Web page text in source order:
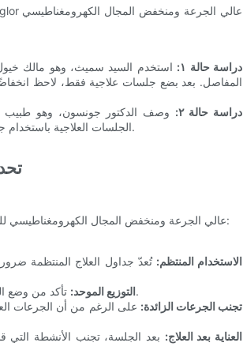
دراسة حالة ١:
المفاصل. بعد بضع جلسات علاجية فقط، لاحظ
دراسة حالة ٢:
وصف الدكتور جونسون، وهو طبيب
الجلسات العلاجية باستخدام جهاز سانغلور، أظهر الحصان تحسناً ملحوظاً في قوة العضلات وانخفاضاً في مستوى الألم.
يتطلب استخدام جهاز Sunglor عالي الجرعة ومنخفض المجال الكهرومغناطيسي للخيول الالتزام بإرشادات محددة للحصول على أفضل النتائج:
الاستخدام المنتظم: تُعدّ جداول العلاج المنتظمة
التوزيع الموحد:تأكد من وضع الضوء بشكل موحد فوق المنطقة المصابة، مما يوفر تعرضًا ثابتًا للضوء طوال فترة العلاج.
تجنب الجرعات الزائدة: على الرغم من أن الجرعات
العناية بعد العلاج: بعد الجلسة، تجنب الأنشطة التي